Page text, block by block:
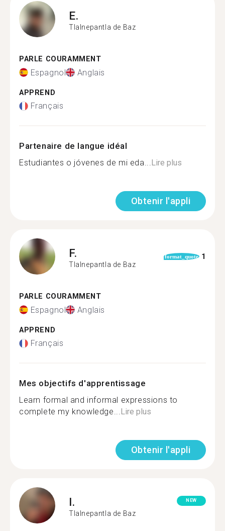
E.
Tlalnepantla de Baz
PARLE COURAMMENT
Espagnol Anglais
APPREND
Français
Partenaire de langue idéal
Estudiantes o jóvenes de mi eda...Lire plus
Obtenir l'appli
F.
Tlalnepantla de Baz
format_quote 1
PARLE COURAMMENT
Espagnol Anglais
APPREND
Français
Mes objectifs d'apprentissage
Learn formal and informal expressions to
complete my knowledge...Lire plus
Obtenir l'appli
I.
Tlalnepantla de Baz
NEW